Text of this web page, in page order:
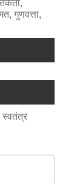
गुणवत्ता,
स्वतंत्र